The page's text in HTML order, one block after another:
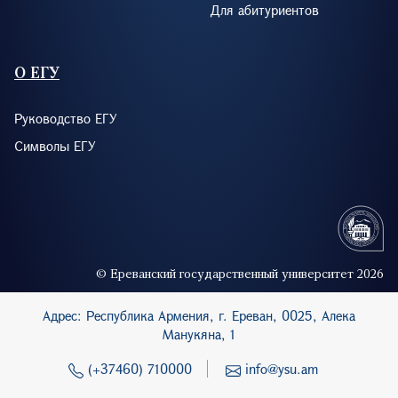
Для абитуриентов
О ЕГУ
Руководство ЕГУ
Символы ЕГУ
© Ереванский государственный университет 2026
Адрес: Республика Армения, г. Ереван, 0025, Алека
Манукяна, 1
(+37460) 710000
info@ysu.am